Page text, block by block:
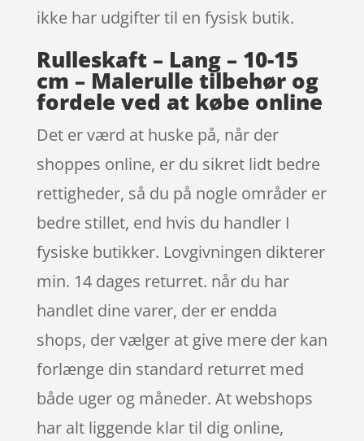
ikke har udgifter til en fysisk butik.
Rulleskaft – Lang – 10-15
cm – Malerulle tilbehør og
fordele ved at købe online
Det er værd at huske på, når der
shoppes online, er du sikret lidt bedre
rettigheder, så du på nogle områder er
bedre stillet, end hvis du handler I
fysiske butikker. Lovgivningen dikterer
min. 14 dages returret. når du har
handlet dine varer, der er endda
shops, der vælger at give mere der kan
forlænge din standard returret med
både uger og måneder. At webshops
har alt liggende klar til dig online,